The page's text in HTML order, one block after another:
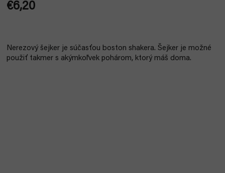
€6,20
Nerezový šejker je súčasťou boston shakera. Šejker je možné
použiť takmer s akýmkoľvek pohárom, ktorý máš doma.